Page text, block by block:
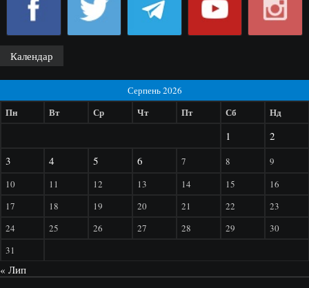
Календар
Серпень 2026
Пн Вт Ср Чт Пт Сб Нд
1
2
3
4 5 6 7 8
9
10
11 12 13 14 15
16
17
18 19 20 21 22
23
24
25 26 27 28 29
30
31
« Лип